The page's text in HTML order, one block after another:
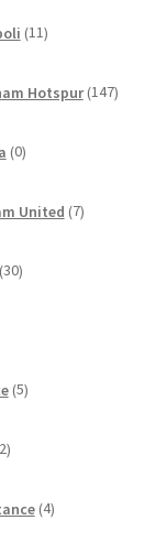
11izdelkov
Hotspur 147
0izdelkov
United 7izdelkov
30izdelkov
5izdelkov
izdelka
4izdelki